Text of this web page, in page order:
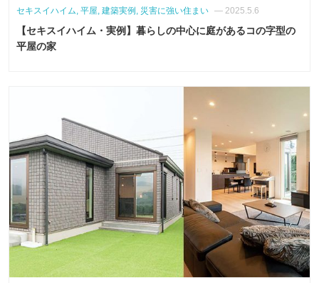
セキスイハイム, 平屋, 建築実例, 災害に強い住まい — 2025.5.6
【セキスイハイム・実例】暮らしの中心に庭があるコの字型の
平屋の家